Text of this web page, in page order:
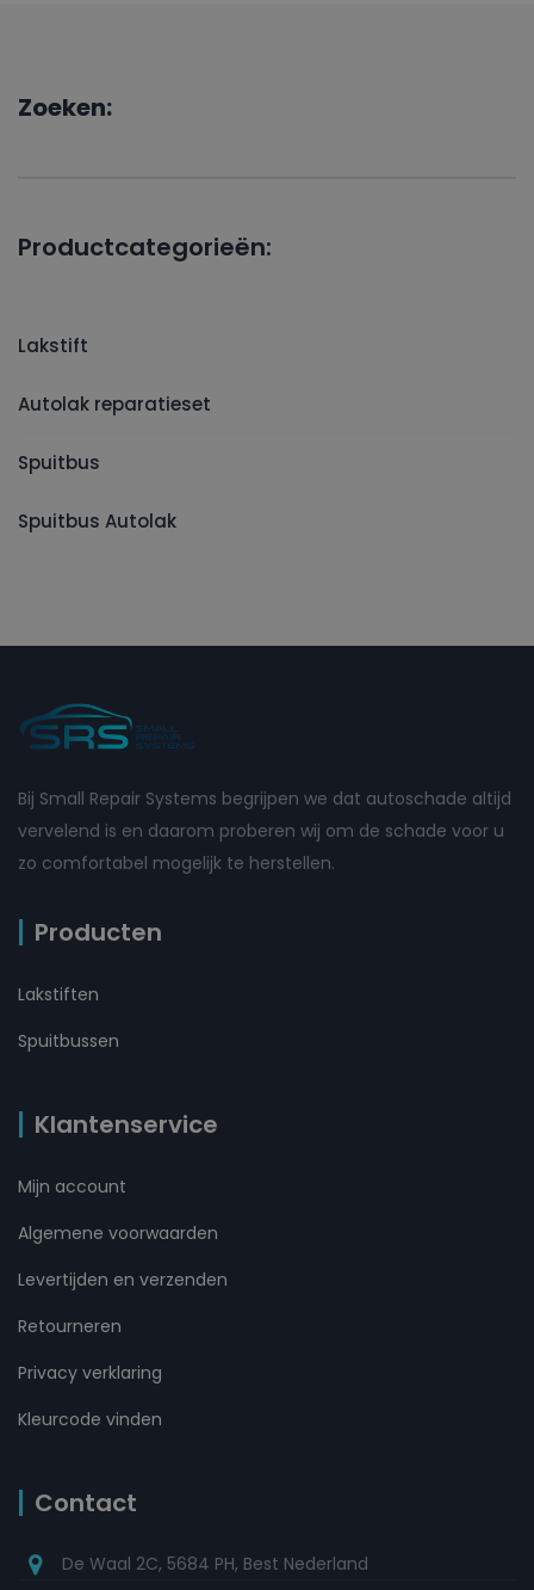
Zoeken:
Productcategorieën:
Lakstift
Autolak reparatieset
Spuitbus
Spuitbus Autolak
Bij Small Repair Systems begrijpen we dat autoschade altijd
vervelend is en daarom proberen wij om de schade voor u
zo comfortabel mogelijk te herstellen.
Producten
Lakstiften
Spuitbussen
Klantenservice
Mijn account
Algemene voorwaarden
Levertijden en verzenden
Retourneren
Privacy verklaring
Kleurcode vinden
Contact
De Waal 2C, 5684 PH, Best Nederland